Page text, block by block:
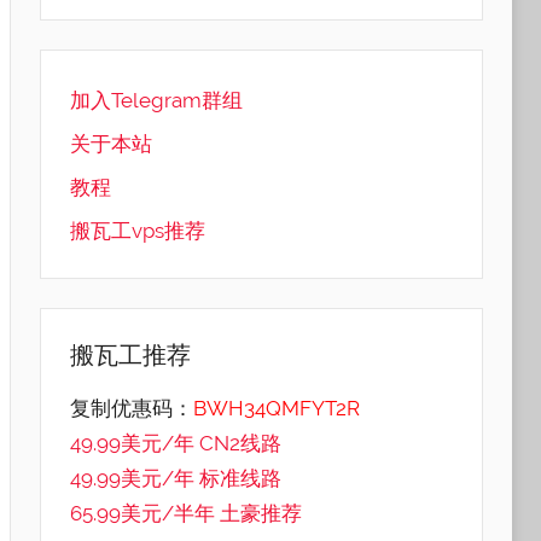
加入Telegram群组
关于本站
教程
搬瓦工vps推荐
搬瓦工推荐
复制优惠码： BWH34QMFYT2R
49.99美元/年 CN2线路
49.99美元/年 标准线路
65.99美元/半年 土豪推荐